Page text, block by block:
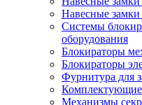
Навесные замки
Системы
оборудования
Блокираторы
Блокираторы
Фурнитура для
Комплектующие
Механизмы